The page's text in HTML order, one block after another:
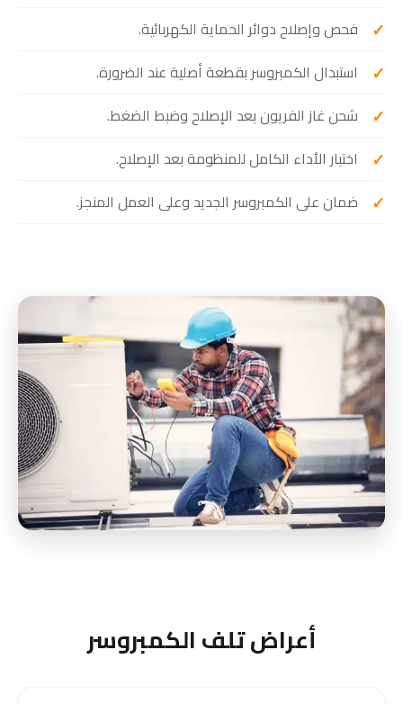
فحص وإصلاح دوائر الحماية الكهربائية.
استبدال الكمبروسر بقطعة أصلية عند الضرورة.
شحن غاز الفريون بعد الإصلاح وضبط الضغط.
اختبار الأداء الكامل للمنظومة بعد الإصلاح.
ضمان على الكمبروسر الجديد وعلى العمل المنجز.
أعراض تلف الكمبروسر